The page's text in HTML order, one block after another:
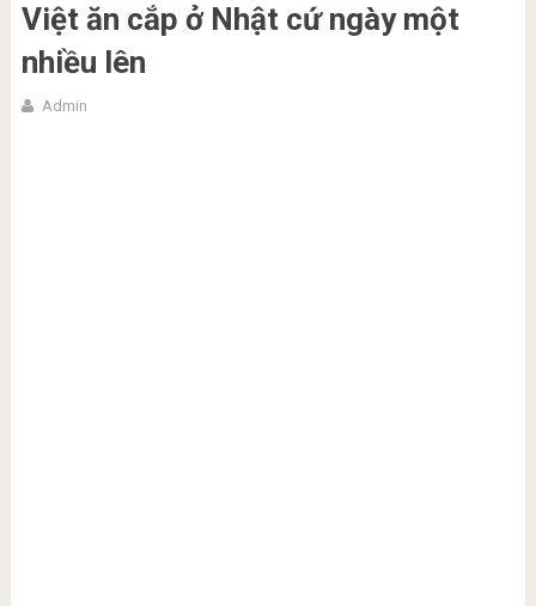
Việt ăn cắp ở Nhật cứ ngày một
nhiều lên
Admin